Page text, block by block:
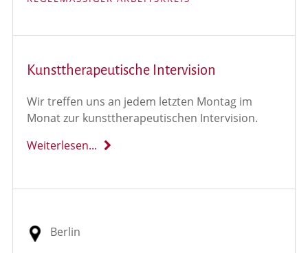
Kunsttherapeutische Intervision
Wir treffen uns an jedem letzten Montag im
Monat zur kunsttherapeutischen Intervision.
Weiterlesen...
Berlin